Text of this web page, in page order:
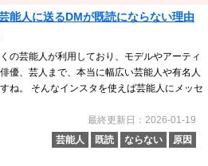
能人に送るDMが既読にならない理由
の芸能人が利用しており、モデルやアーティ
優、芸人まで、本当に幅広い芸能人や有名人
ね。 そんなインスタを使えば芸能人にメッセ
最終更新日：2026-01-19
芸能人
既読 ならない 原因